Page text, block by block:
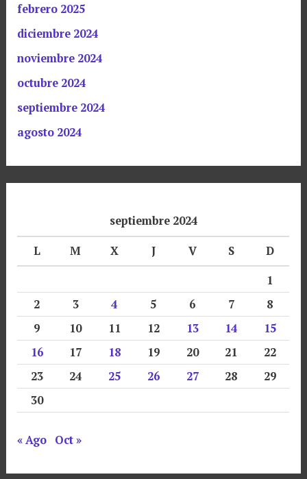
febrero 2025
diciembre 2024
noviembre 2024
octubre 2024
septiembre 2024
agosto 2024
septiembre 2024
L
M X J V S
D
1
2
3 4 5 6 7
8
9
10 11 12 13 14
15
16
17 18 19 20 21
22
23
24 25 26 27 28
29
30
« Ago Oct »